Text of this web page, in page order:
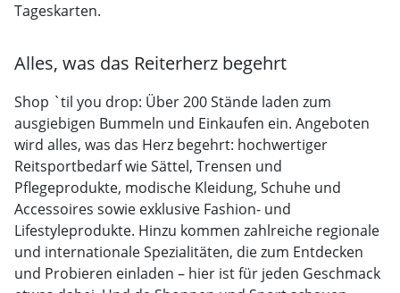
Tageskarten.
Alles, was das Reiterherz begehrt
Shop `til you drop: Über 200 Stände laden zum
ausgiebigen Bummeln und Einkaufen ein. Angeboten
wird alles, was das Herz begehrt: hochwertiger
Reitsportbedarf wie Sättel, Trensen und
Pflegeprodukte, modische Kleidung, Schuhe und
Accessoires sowie exklusive Fashion- und
Lifestyleprodukte. Hinzu kommen zahlreiche regionale
und internationale Spezialitäten, die zum Entdecken
und Probieren einladen – hier ist für jeden Geschmack